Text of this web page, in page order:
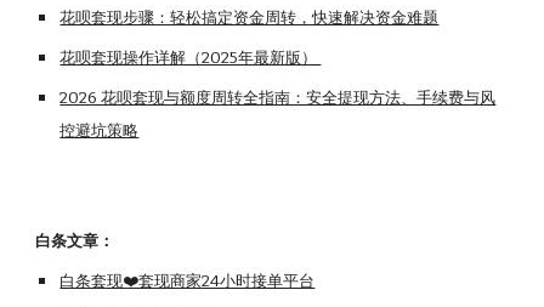
花呗套现步骤：轻松搞定资金周转，快速解决资金难题
花呗套现操作详解（2025年最新版）
2026 花呗套现与额度周转全指南：安全提现方法、手续费与风
控避坑策略
白条文章：
白条套现❤️套现商家24小时接单平台